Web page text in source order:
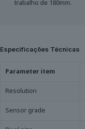
trabalho de 180mm.
Especificações Técnicas
Parameter item
Resolution
Sensor grade